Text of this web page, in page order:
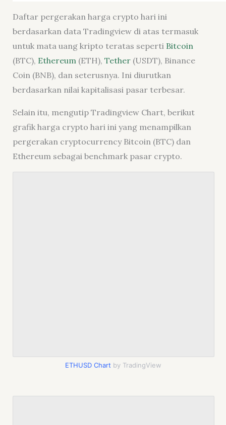
Daftar pergerakan harga crypto hari ini
berdasarkan data Tradingview di atas termasuk
untuk mata uang kripto teratas seperti Bitcoin
(BTC), Ethereum(ETH), Tether(USDT), Binance
Coin (BNB), dan seterusnya. Ini diurutkan
berdasarkan nilai kapitalisasi pasar terbesar.
Selain itu, mengutip Tradingview Chart, berikut
grafik harga crypto hari ini yang menampilkan
pergerakan cryptocurrency Bitcoin (BTC) dan
Ethereum sebagai benchmark pasar crypto.
ETHUSD Chart by TradingView